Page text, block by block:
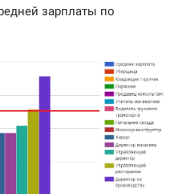
зарплаты по